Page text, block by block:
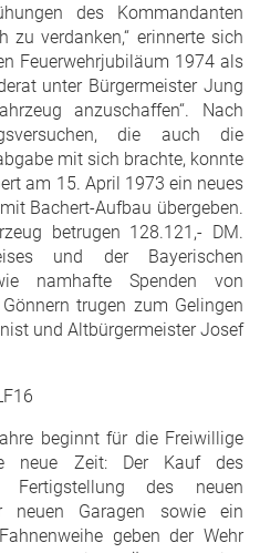
des Kommandanten
verdanken,“ erinnerte sich
Feuerwehrjubiläum 1974 als
unter Bürgermeister Jung
anzuschaffen“. Nach
die auch die
mit sich brachte, konnte
am 15. April 1973 ein neues
Bachert-Aufbau übergeben.
betrugen 128.121,- DM.
und der Bayerischen
namhafte Spenden von
trugen zum Gelingen
und Altbürgermeister Josef
beginnt für die Freiwillige
neue Zeit: Der Kauf des
Fertigstellung des neuen
neuen Garagen sowie ein
geben der Wehr